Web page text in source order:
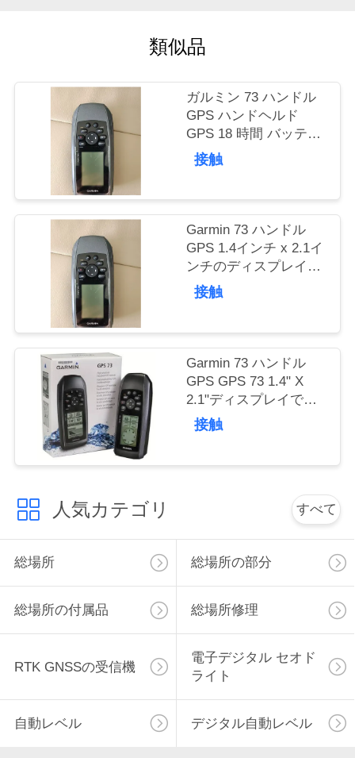
管
達
し
用
を
要
求
な
さ
類似品
ガルミン 73 ハンドル
GPS ハンドヘルド
GPS 18 時間 バッテリ
ー 2 AA バッテリー 含
まれていません
接触
Garmin 73 ハンドル
GPS 1.4インチ x 2.1イ
ンチのディスプレイサ
イズで楽々ナビゲーシ
ョン。衛星を素早く捕
クログ。
接触
Garmin 73 ハンドル
GPS GPS 73 1.4" X
2.1"ディスプレイで屋
外を体験する軽量で耐
久性
接触
人気カテゴリ すべて
総場所 総場所の部分
総場所の付属品 総場所修理
RTK GNSSの受信機
電子デジタル セオド
ライト
自動レベル デジタル自動レベル